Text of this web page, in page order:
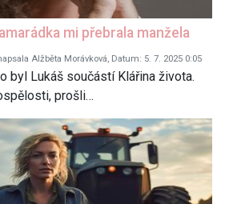
mi přebrala manžela
Alžběta Morávková, Datum: 5. 7. 2025 0:05
byl Lukáš součástí Klářina života.
prošli…